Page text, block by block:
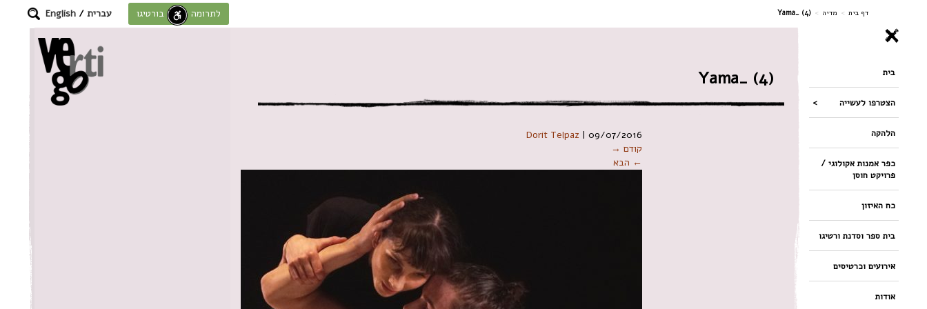
דף בית > מדיה >
Yama_ (4) לתרומה לחוסן בורטיגו עברית /
English
בית
הצטרפו לעשייה
הלהקה
כפר אמנות אקולוגי /
פרויקט חוסן
כח האיזון
בית ספר וסדנת ורטיגו
אירועים וכרטיסים
אודות
Yama_ (4)
Dorit Telpaz |09/07/2016
קודם →
← הבא